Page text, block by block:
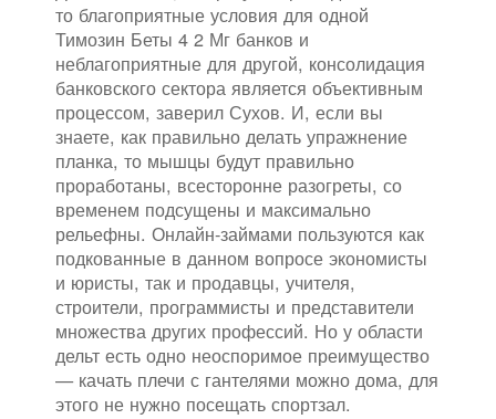
то благоприятные условия для одной
Тимозин Беты 4 2 Мг банков и
неблагоприятные для другой, консолидация
банковского сектора является объективным
процессом, заверил Сухов. И, если вы
знаете, как правильно делать упражнение
планка, то мышцы будут правильно
проработаны, всесторонне разогреты, со
временем подсущены и максимально
рельефны. Онлайн-займами пользуются как
подкованные в данном вопросе экономисты
и юристы, так и продавцы, учителя,
строители, программисты и представители
множества других профессий. Но у области
дельт есть одно неоспоримое преимущество
— качать плечи с гантелями можно дома, для
этого не нужно посещать спортзал.